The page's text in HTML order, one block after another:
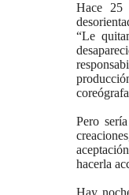
Hace 25
“Le
Pero
hacerla
Hay